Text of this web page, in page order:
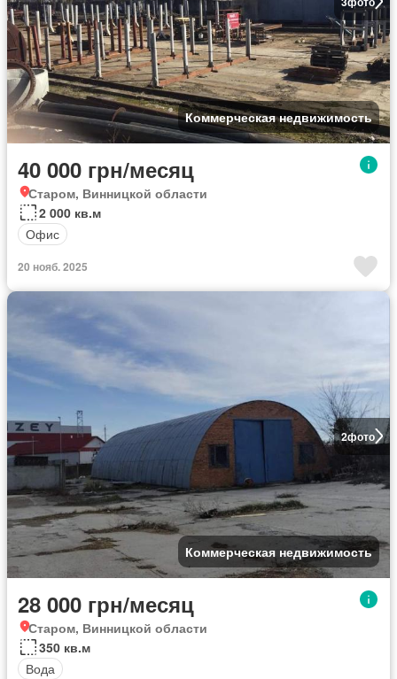
Коммерческая недвижимость
40 000 грн/месяц
Старом, Винницкой области
2 000 кв.м
Офис
20 нояб. 2025
2фото
Коммерческая недвижимость
28 000 грн/месяц
Старом, Винницкой области
350 кв.м
Вода